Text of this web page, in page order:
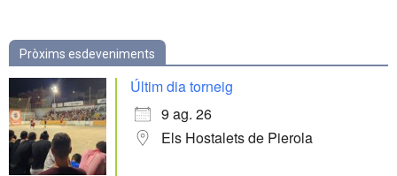
Pròxims esdeveniments
Últim dia torneig
9 ag. 26
Els Hostalets de Pierola